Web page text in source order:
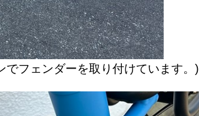
フェンダーを取り付けています。)